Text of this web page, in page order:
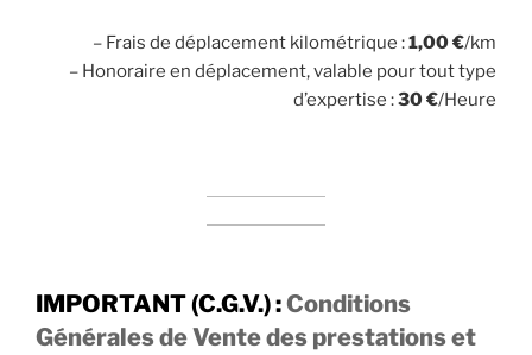
– Frais de déplacement kilométrique :1,00 €/km
– Honoraire en déplacement, valable pour tout type
d’expertise :30 €/Heure
IMPORTANT (C.G.V.) :Conditions
Générales de Vente des prestations et